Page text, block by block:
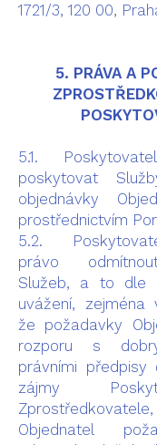
1721/3, 120 00,
5. PRÁVA A
5.1.
poskytovat
objednávky
prostřednictvím
5.2.
právo
Služeb, a to dle
uvážení,
že požadavky
rozporu s
právními
zájmy
Objednatel